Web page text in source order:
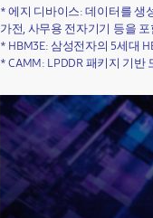
* 에지 디바이스: 데이터를 생
가전, 사무용 전자기기 등을 포
* HBM3E: 삼성전자의 5세대
* CAMM: LPDDR 패키지 기반